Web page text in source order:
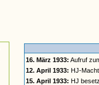
16. März 1933: Aufruf
12. April 1933: HJ-
15. April 1933: HJ